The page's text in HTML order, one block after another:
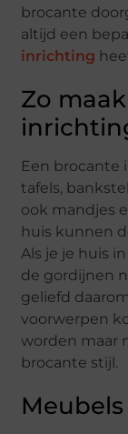
brocante
altijd een
inrichting
Zo
Een brocante
tafels,
ook mandjes
huis kunnen
Als je je huis
de gordijnen
geliefd
voorwerpen
worden maar
brocante stijl.